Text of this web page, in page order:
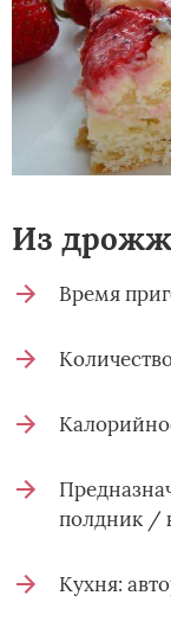
Из
Время
полдник /
Кухня: